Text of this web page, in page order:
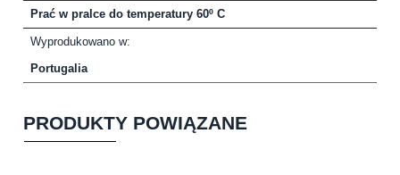
Prać w pralce do temperatury 60º C
Wyprodukowano w:
Portugalia
PRODUKTY POWIĄZANE